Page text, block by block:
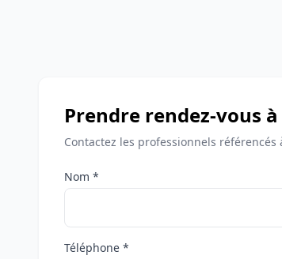
Prendre rendez-vous
Contactez les professionnels
Nom *
Téléphone *